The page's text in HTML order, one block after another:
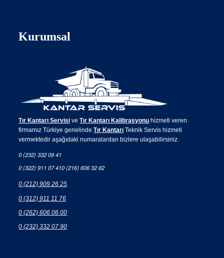
Kurumsal
Tır Kantarı Servisi veTır Kantarı Kalibrasyonu hizmeti veren
firmamız Türkiye genelindeTır Kantarı Teknik Servis hizmeti
vermektedir aşağıdaki numaralardan bizlere ulaşabilirsiniz.
0 (232) 332 09 41
0 (322) 911 07 410 (216) 606 32 62
0 (212) 909 26 25
0 (312) 911 11 76
0 (262) 606 06 00
0 (232) 332 07 90